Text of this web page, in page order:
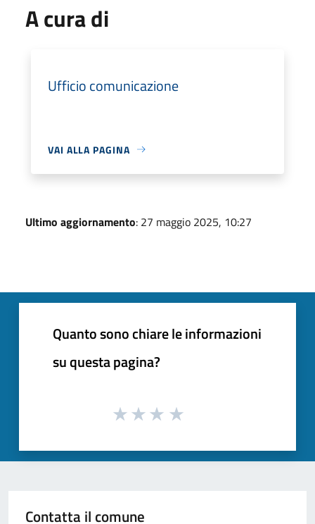
A cura di
Ufficio comunicazione
VAI ALLA PAGINA
Ultimo aggiornamento: 27 maggio 2025, 10:27
Quanto sono chiare le informazioni
su questa pagina?
Contatta il comune